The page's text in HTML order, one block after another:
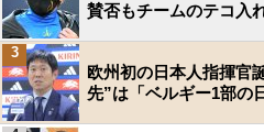
賛否もチームのテコ入
欧州初の日本人指揮官
先”は「ベルギー1部の
3